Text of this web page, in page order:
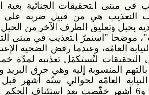
الجنائية بغية استخراج
هي من قبيل ضربه على الأعضاء
وتعليق الطرف الآخر من الحبل بمروحة
"استمرّ التعذيب في مبنى التحقيقات
وعندما رفض الضحية الإعتراف بما
ليُستكمَل تعذيبه لمدّة خمسة أيّام
إليه وهي حرق البريد والتجمهر
لحوالي ستّة أشهر قبل أن تتمّ
محاكمته، وبعدها حكم عليه بالسجن 15 سنة و6 أشهر خفّضت بعد استئناف الحكم لتصبح 7